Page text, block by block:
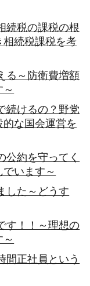
続税の課税の根
続税課税を考
る～防衛費増額
続けるの？野党
な国会運営を
公約を守ってく
います～
した～どうす
す！！～理想の
間正社員という